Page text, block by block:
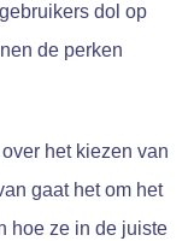
dol op
de perken
het kiezen van
gaat het om het
hoe ze in de juiste